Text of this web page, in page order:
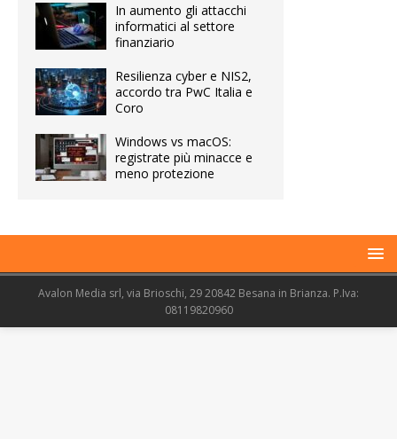
In aumento gli attacchi
informatici al settore
finanziario
Resilienza cyber e NIS2,
accordo tra PwC Italia e
Coro
Windows vs macOS:
registrate più minacce e
meno protezione
Avalon Media srl, via Brioschi, 29 20842 Besana in Brianza. P.Iva:
08119820960